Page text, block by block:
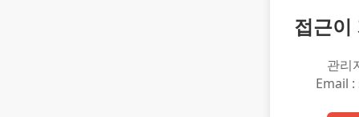
접근이
관리
Email